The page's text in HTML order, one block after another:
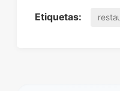
Etiquetas: